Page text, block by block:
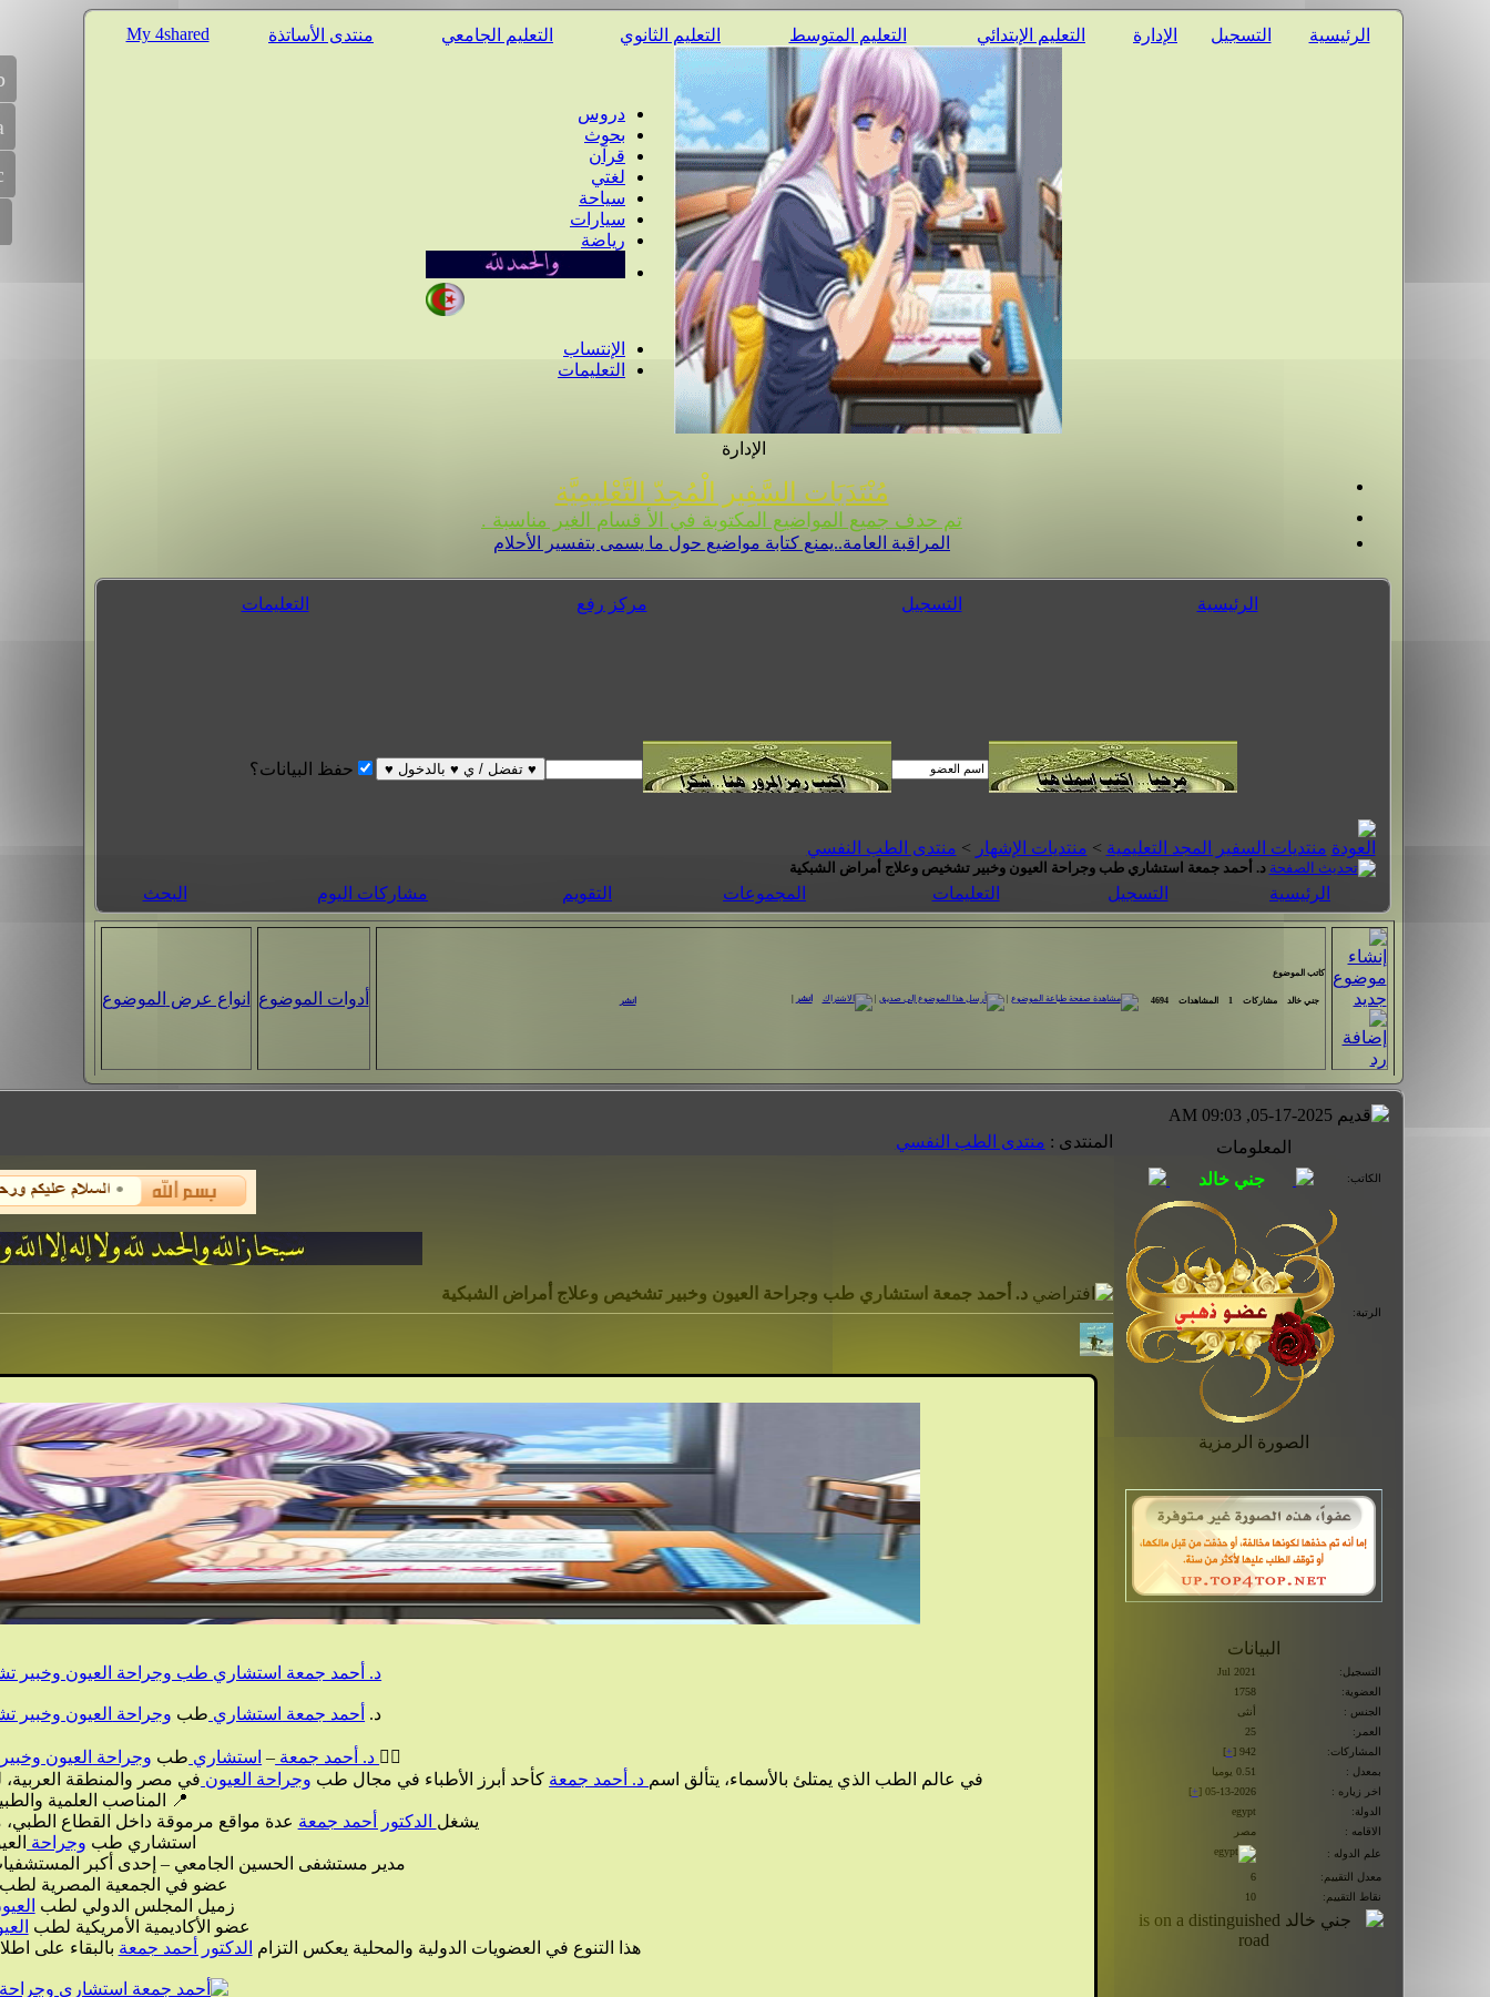
الرئيسية التسجيل الإدارة التعليم الإبتدائي التعليم المتوسط التعليم الثانوي التعليم الجامعي منتدى الأساتذة My 4shared
دروس
بحوث
قرآن
لغتي
سياحة
سيارات
رياضة
الإنتساب
التعليمات
الإدارة
مُنْتَدَيَات السَّفِير الْمُجِدّ التَّعْلِيمِيَّة
تم حدف جميع المواضيع المكتوبة في الأ قسام الغير مناسبة .
المراقبة العامة..يمنع كتابة مواضيع حول ما يسمى بتفسير الأحلام
الرئيسية التسجيل مركز رفع التعليمات
حفظ البيانات؟
منتديات السفير المجد التعليمية > منتديات الإشهار > منتدى الطب النفسي
د. أحمد جمعة استشاري طب وجراحة العيون وخبير تشخيص وعلاج أمراض الشبكية
الرئيسية التسجيل التعليمات المجموعات التقويم مشاركات اليوم البحث
كاتب الموضوع
جني خالد مشاركات 1 المشاهدات 4694
| انشر انشر أدوات الموضوع انواع عرض الموضوع
05-17-2025, 09:03 AM
المعلومات
الكاتب:
الرتبة:
الصورة الرمزية
البيانات
التسجيل:
Jul 2021
العضوية:
1758
الجنس :
أنثى
العمر:
25
المشاركات:
942 [
+
]
بمعدل :
0.51 يوميا
اخر زياره :
05-13-2026 [
+
]
الدولة:
egypt
الاقامه :
مصر
علم الدوله :
معدل التقييم:
6
نقاط التقييم:
10
المنتدى : منتدى الطب النفسي
د. أحمد جمعة استشاري طب وجراحة العيون وخبير تشخيص وعلاج أمراض الشبكية
د. أحمد جمعة استشاري طب وجراحة العيون وخبير
د. أحمد جمعة استشاري طب وجراحة العيون وخبير
👨‍⚕️ د. أحمد جمعة – استشاري طب وجراحة العيون
في عالم الطب الذي يمتلئ بالأسماء، يتألق اسم د. أحمد جمعة كأحد أبرز الأطباء في مجال طب وجراحة العيون في مصر والمنطقة العربية،
📍 المناصب العلمية
يشغل الدكتور أحمد جمعة عدة مواقع مرموقة داخل القطاع الطبي،
استشاري طب وجراحة
مدير مستشفى الحسين الجامعي – إحدى أكبر المستشفيات
عضو في الجمعية المصرية لطب
زميل المجلس الدولي لطب
عضو الأكاديمية الأمريكية لطب
هذا التنوع في العضويات الدولية والمحلية يعكس التزام الدكتور أحمد جمعة بالبقاء على